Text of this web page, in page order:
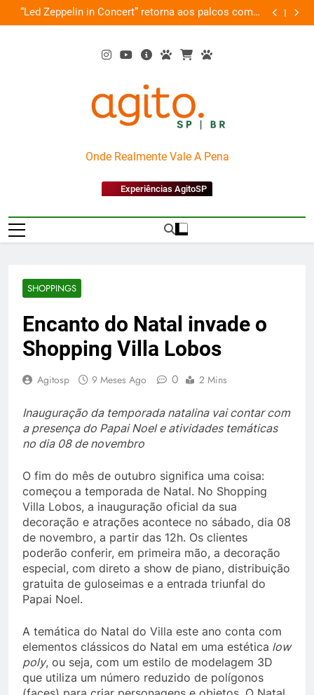
Skip
to
“Led Zeppelin in Concert” retorna aos palcos com a
Nova Orquestra
Cobasi
AgitoSP
Onde Realmente Vale A Pena
Experiências AgitoSP
SHOPPINGS
Encanto do Natal invade o
Shopping Villa Lobos
Agitosp 9 Meses Ago 0 2 Mins
Inauguração da temporada natalina vai contar com
a presença do Papai Noel e atividades temáticas
no dia 08 de novembro
O fim do mês de outubro significa uma coisa:
começou a temporada de Natal. No Shopping
Villa Lobos, a inauguração oficial da sua
decoração e atrações acontece no sábado, dia 08
de novembro, a partir das 12h. Os clientes
poderão conferir, em primeira mão, a decoração
especial, com direto a show de piano, distribuição
gratuita de guloseimas e a entrada triunfal do
Papai Noel.
A temática do Natal do Villa este ano conta com
elementos clássicos do Natal em uma estética low
poly, ou seja, com um estilo de modelagem 3D
que utiliza um número reduzido de polígonos